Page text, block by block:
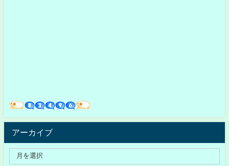
アーカイブ